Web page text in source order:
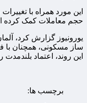
این مورد همراه با
حجم معاملات کمک کرده
یورونیوز گزارش کرد،
ساز مسکونی، همچنان با
این روند، اعتماد
برچسب ها: